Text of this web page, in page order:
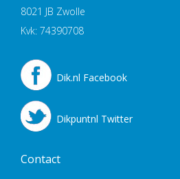
8021 JB Zwolle
Kvk: 74390708
Dik.nl Facebook
Dikpuntnl Twitter
Contact